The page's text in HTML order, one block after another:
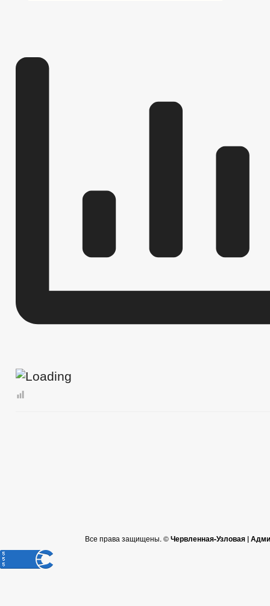
Все права защищены. ©Червленная-Узловая |